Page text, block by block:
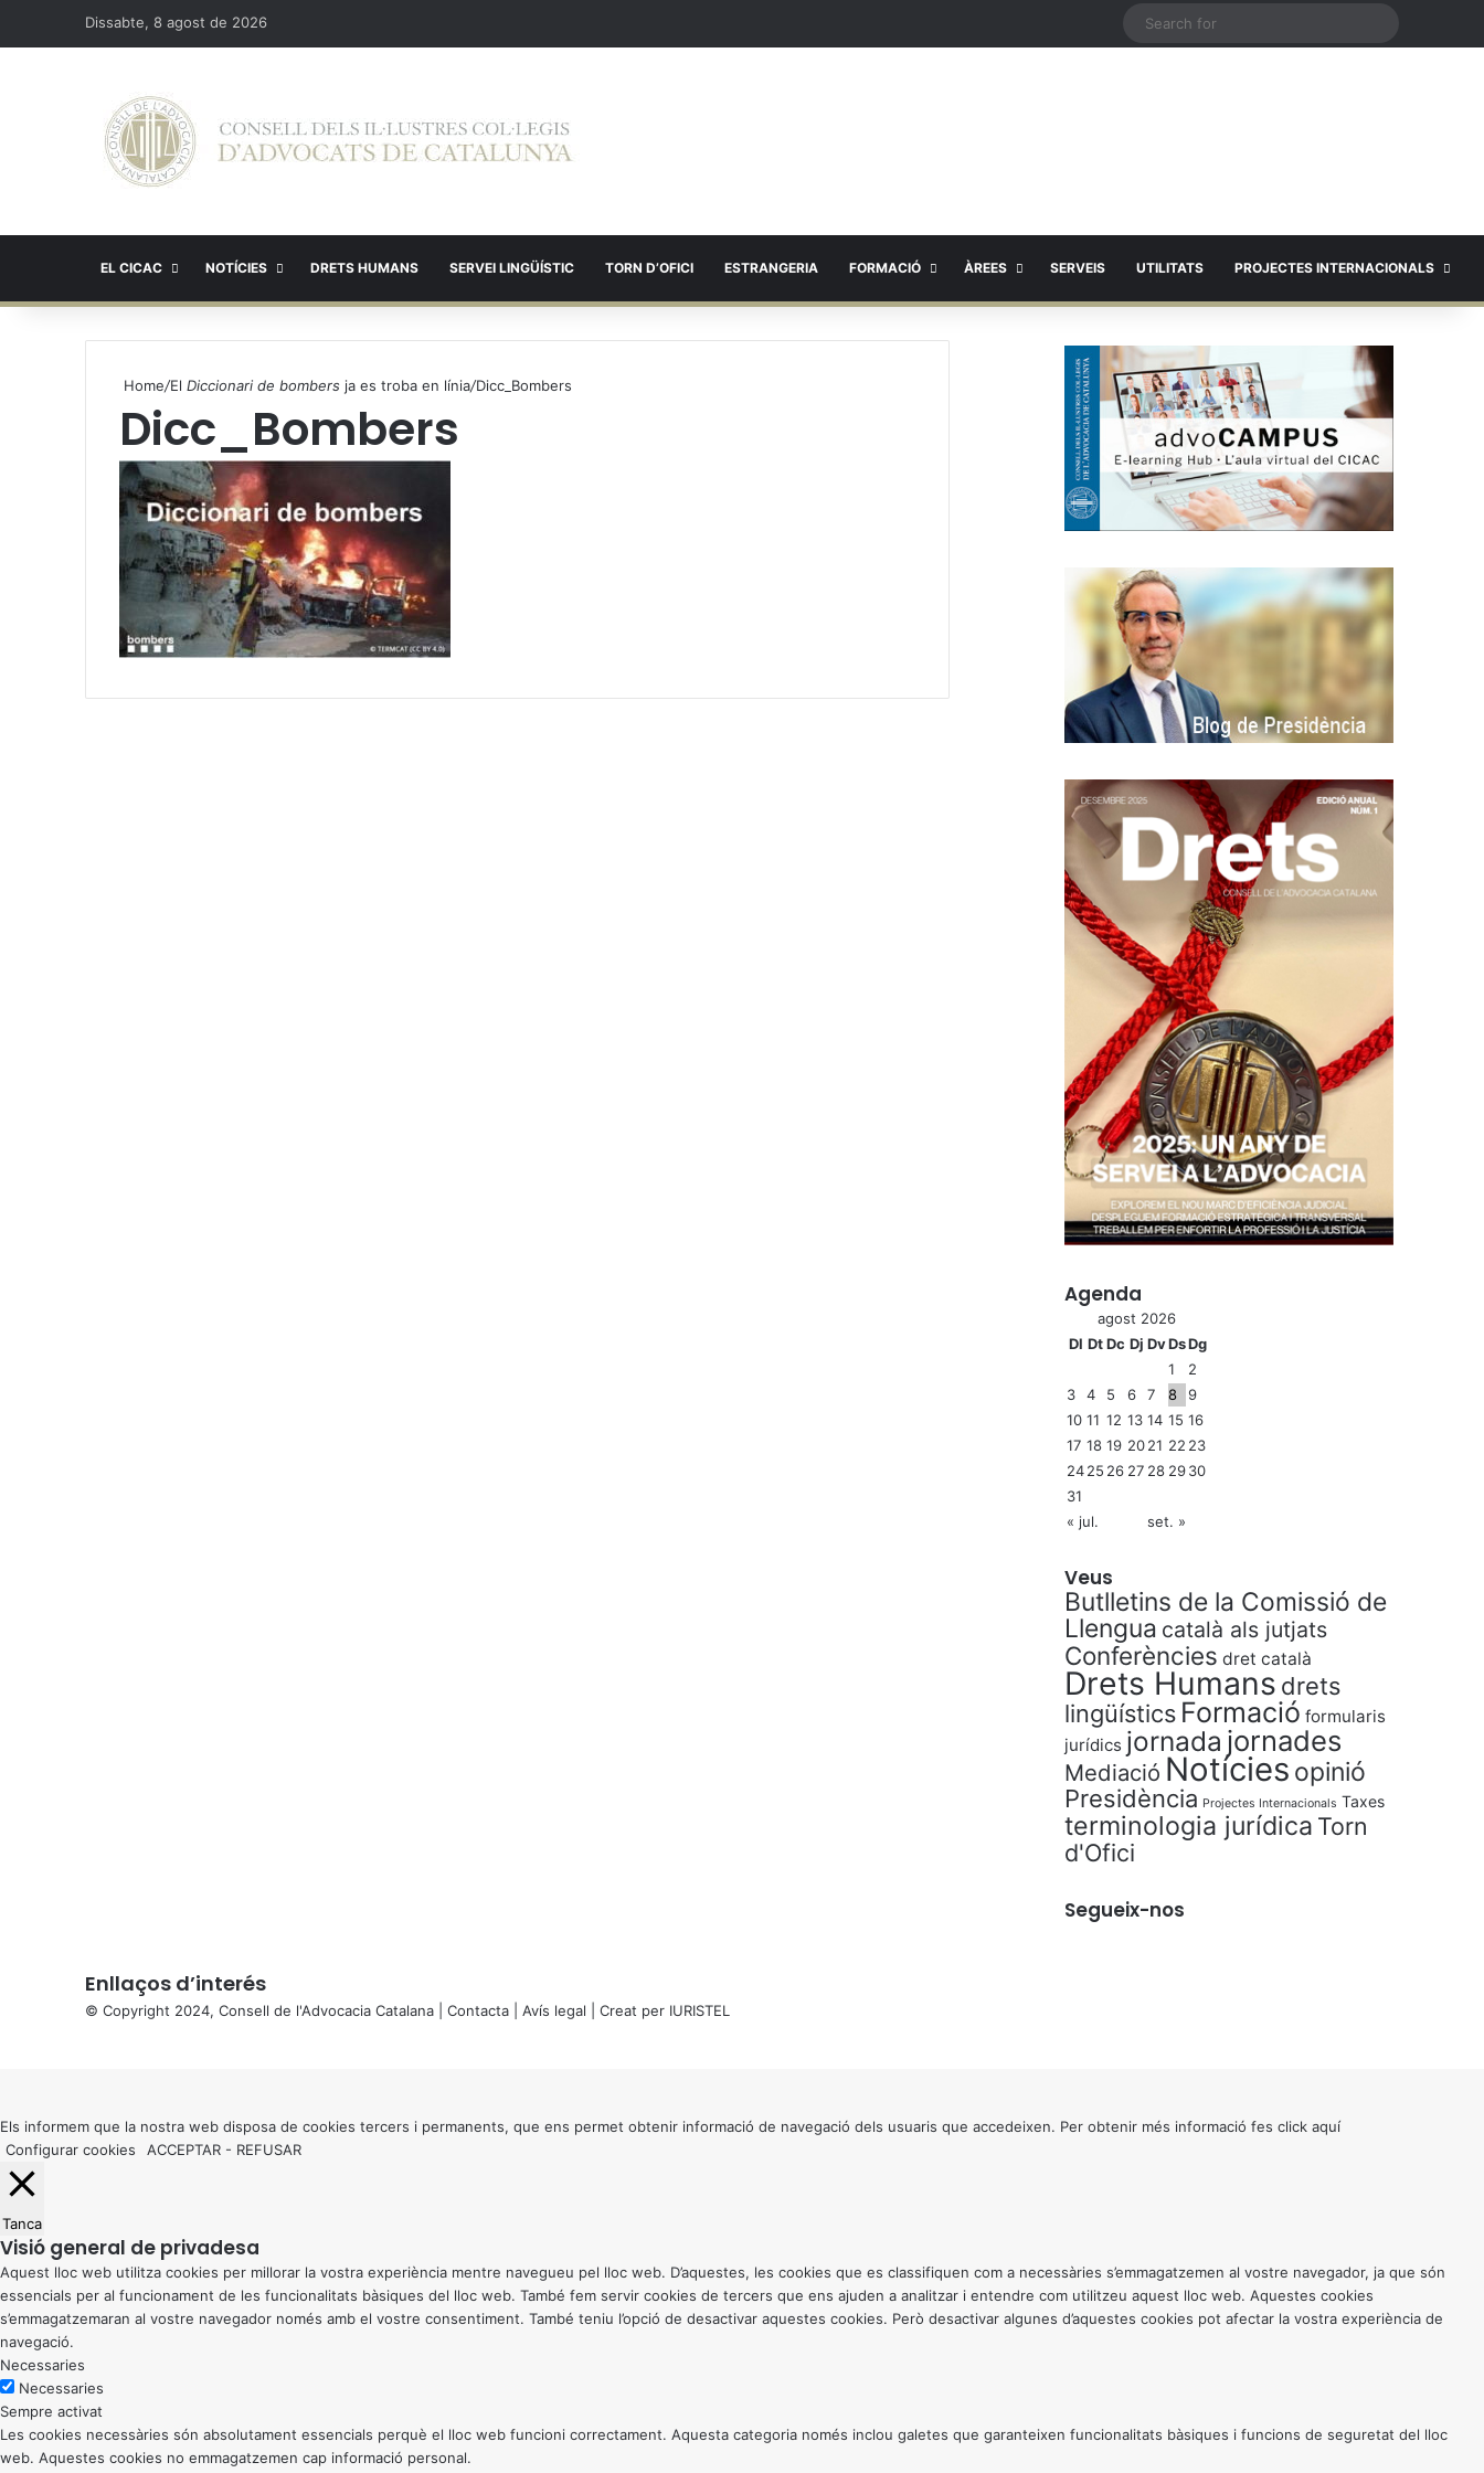
Dissabte, 8 agost de 2026
EL CICAC NOTÍCIES DRETS HUMANS SERVEI LINGÜÍSTIC TORN D’OFICI ESTRANGERIA FORMACIÓ ÀREES SERVEIS UTILITATS PROJECTES INTERNACIONALS
Home/El Diccionari de bombers ja es troba en línia/Dicc_Bombers
Dicc_Bombers
Agenda
agost 2026
Dl Dt Dc Dj DvDsDg
1
2
3
4 5 6 7 8
9
10 11 12 13 14 15 16
17 18 19 2021 22 23
2425 26 27 28 2930
31
« jul.
set. »
Veus
Butlletins de la Comissió de
Llengua català als jutjats
Conferències dret català
Drets Humans drets
lingüístics Formació formularis
jurídics jornada jornades
Mediació Notícies opinió
Presidència Projectes Internacionals Taxes
terminologia jurídica Torn
d'Ofici
Segueix-nos
Enllaços d’interés
© Copyright 2024, Consell de l'Advocacia Catalana | Contacta Avís legal | Creat per IURISTEL
button
Els informem que la nostra web disposa de cookies tercers i permanents, que ens permet obtenir informació de navegació dels usuaris que accedeixen. Per obtenir més informació fes click aquí
Configurar cookies
ACCEPTAR - REFUSAR
Tanca
Visió general de privadesa
Aquest lloc web utilitza cookies per millorar la vostra experiència mentre navegueu pel lloc web. D’aquestes, les cookies que es classifiquen com a necessàries s’emmagatzemen al vostre navegador, ja que són
essencials per al funcionament de les funcionalitats bàsiques del lloc web. També fem servir cookies de tercers que ens ajuden a analitzar i entendre com utilitzeu aquest lloc web. Aquestes cookies
s’emmagatzemaran al vostre navegador només amb el vostre consentiment. També teniu l’opció de desactivar aquestes cookies. Però desactivar algunes d’aquestes cookies pot afectar la vostra experiència de
navegació.
Necessaries
Necessaries
Sempre activat
Les cookies necessàries són absolutament essencials perquè el lloc web funcioni correctament. Aquesta categoria només inclou galetes que garanteixen funcionalitats bàsiques i funcions de seguretat del lloc
web. Aquestes cookies no emmagatzemen cap informació personal.